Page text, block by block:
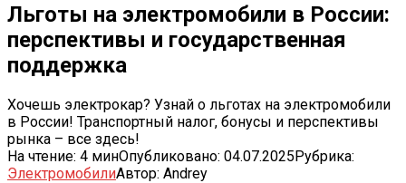
Льготы на электромобили в России:
перспективы и государственная
поддержка
Хочешь электрокар? Узнай о льготах на электромобили
в России! Транспортный налог, бонусы и перспективы
рынка – все здесь!
На чтение: 4 минОпубликовано: 04.07.2025Рубрика:
ЭлектромобилиАвтор: Andrey